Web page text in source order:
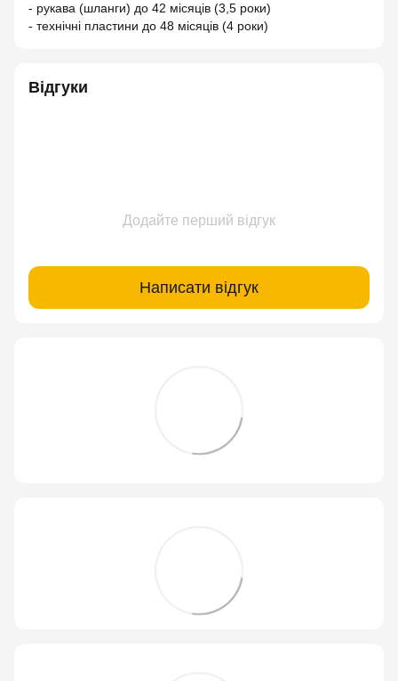
- рукава (шланги) до 42 місяців (3,5 роки)
- технічні пластини до 48 місяців (4 роки)
Відгуки
Додайте перший відгук
Написати відгук